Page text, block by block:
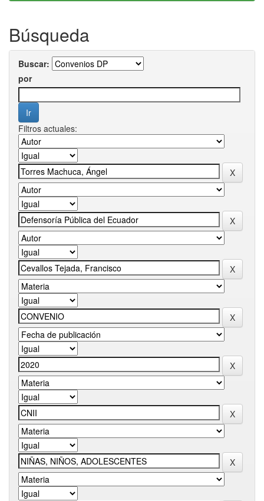
Búsqueda
Buscar:
por
Filtros actuales: